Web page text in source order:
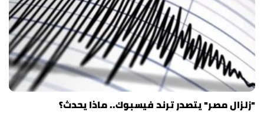
"زلزال مصر" يتصدر ترند فيسبوك.. ماذا يحدث؟